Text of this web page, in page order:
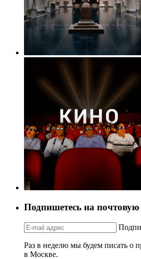
Подпишетесь на
Раз в неделю мы будем писать о
в Москве.